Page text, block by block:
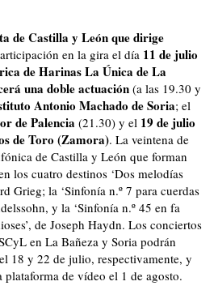
de Castilla y León que dirige
en la gira el día 11 de julio
de Harinas La Única de La
una doble actuación (a las 19.30 y
Antonio Machado de Soria; el
de Palencia (21.30) y el 19 de julio
de Toro (Zamora). La veintena de
de Castilla y León que forman
los cuatro destinos ‘Dos melodías
Grieg; la ‘Sinfonía n.º 7 para cuerdas
y la ‘Sinfonía n.º 45 en fa
de Joseph Haydn. Los conciertos
en La Bañeza y Soria podrán
18 y 22 de julio, respectivamente, y
plataforma de vídeo el 1 de agosto.